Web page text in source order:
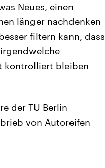
Neues, einen
länger nachdenken
filtern kann, dass
kontrolliert bleiben
der TU Berlin
von Autoreifen